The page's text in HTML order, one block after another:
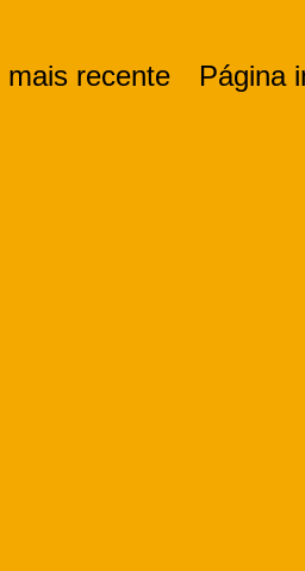
mais recente Página